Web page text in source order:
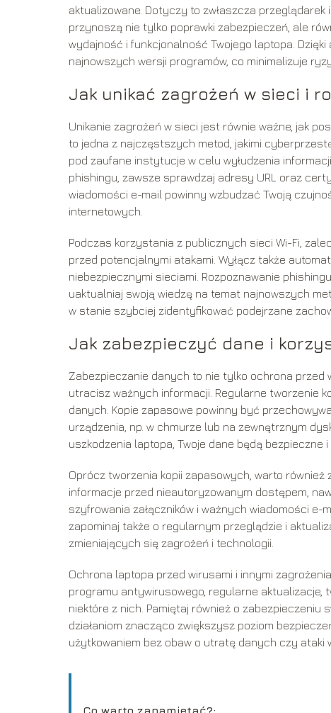
aktualizowane. Dotyczy to zwłaszcza
przynoszą nie tylko poprawki zabezpieczeń, ale
wydajność i funkcjonalność Twojego laptopa.
najnowszych wersji programów, co minimalizuje
Jak unikać zagrożeń w sieci i
Unikanie zagrożeń w sieci jest równie ważne, jak
to jedna z najczęstszych metod, jakimi
pod zaufane instytucje w celu wyłudzenia
phishingu, zawsze sprawdzaj adresy URL oraz
wiadomości e-mail powinny wzbudzać Twoją
internetowych.
Podczas korzystania z publicznych sieci Wi-Fi,
przed potencjalnymi atakami. Wyłącz także
niebezpiecznymi sieciami. Rozpoznawanie
uaktualniaj swoją wiedzę na temat najnowszych
w stanie szybciej zidentyfikować podejrzane
Jak zabezpieczyć dane i
Zabezpieczanie danych to nie tylko ochrona przed
utracisz ważnych informacji. Regularne tworzenie
danych. Kopie zapasowe powinny być
urządzenia, np. w chmurze lub na zewnętrznym
uszkodzenia laptopa, Twoje dane będą bezpieczne i
Oprócz tworzenia kopii zapasowych, warto
informacje przed nieautoryzowanym dostępem,
szyfrowania załączników i ważnych wiadomości
zapominaj także o regularnym przeglądzie i
zmieniających się zagrożeń i technologii.
Ochrona laptopa przed wirusami i innymi
programu antywirusowego, regularne aktualizacje,
niektóre z nich. Pamiętaj również o zabezpieczeniu
działaniom znacząco zwiększysz poziom
użytkowaniem bez obaw o utratę danych czy ataki
Co warto zapamietać?: